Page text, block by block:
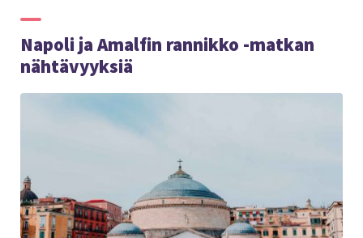
Napoli ja Amalfin rannikko -matkan
nähtävyyksiä